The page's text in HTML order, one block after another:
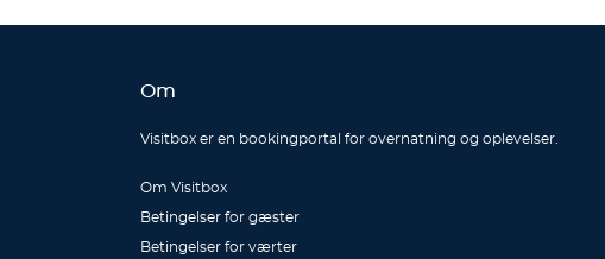
Om
Visitbox er en bookingportal for overnatning og oplevelser.
Om Visitbox
Betingelser for gæster
Betingelser for værter